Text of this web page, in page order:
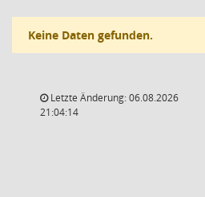
Keine Daten gefunden.
Letzte Änderung: 06.08.2026
21:04:14